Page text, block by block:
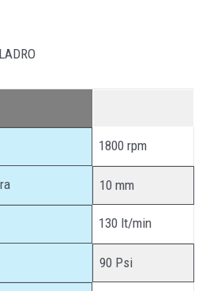
1800 rpm
10 mm
130 lt/min
90 Psi